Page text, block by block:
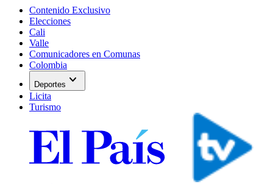
Contenido Exclusivo
Elecciones
Cali
Valle
Comunicadores en Comunas
Colombia
Deportes expand_more
Licita
Turismo